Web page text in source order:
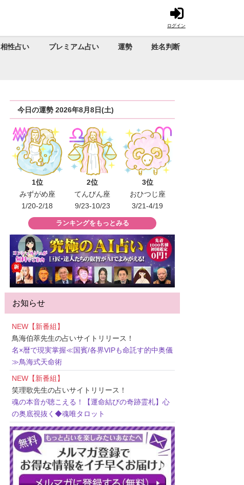
ログイン
相性占い プレミアム占い 運勢 姓名判断
今日の運勢 2026年8月8日(土)
1位
みずがめ座
1/20-2/18
2位
てんびん座
9/23-10/23
3位
おひつじ座
3/21-4/19
ランキングをもっとみる
お知らせ
NEW【新番組】
鳥海伯萃先生の占いサイトリリース！
名×暦で現実掌握≪国賓/各界VIPも命託す的中奥儀
≫鳥海式天命術
NEW【新番組】
笑理歌先生の占いサイトリリース！
魂の本音が聴こえる！【運命結びの奇跡霊札】心
の奥底視抜く◆魂唯タロット